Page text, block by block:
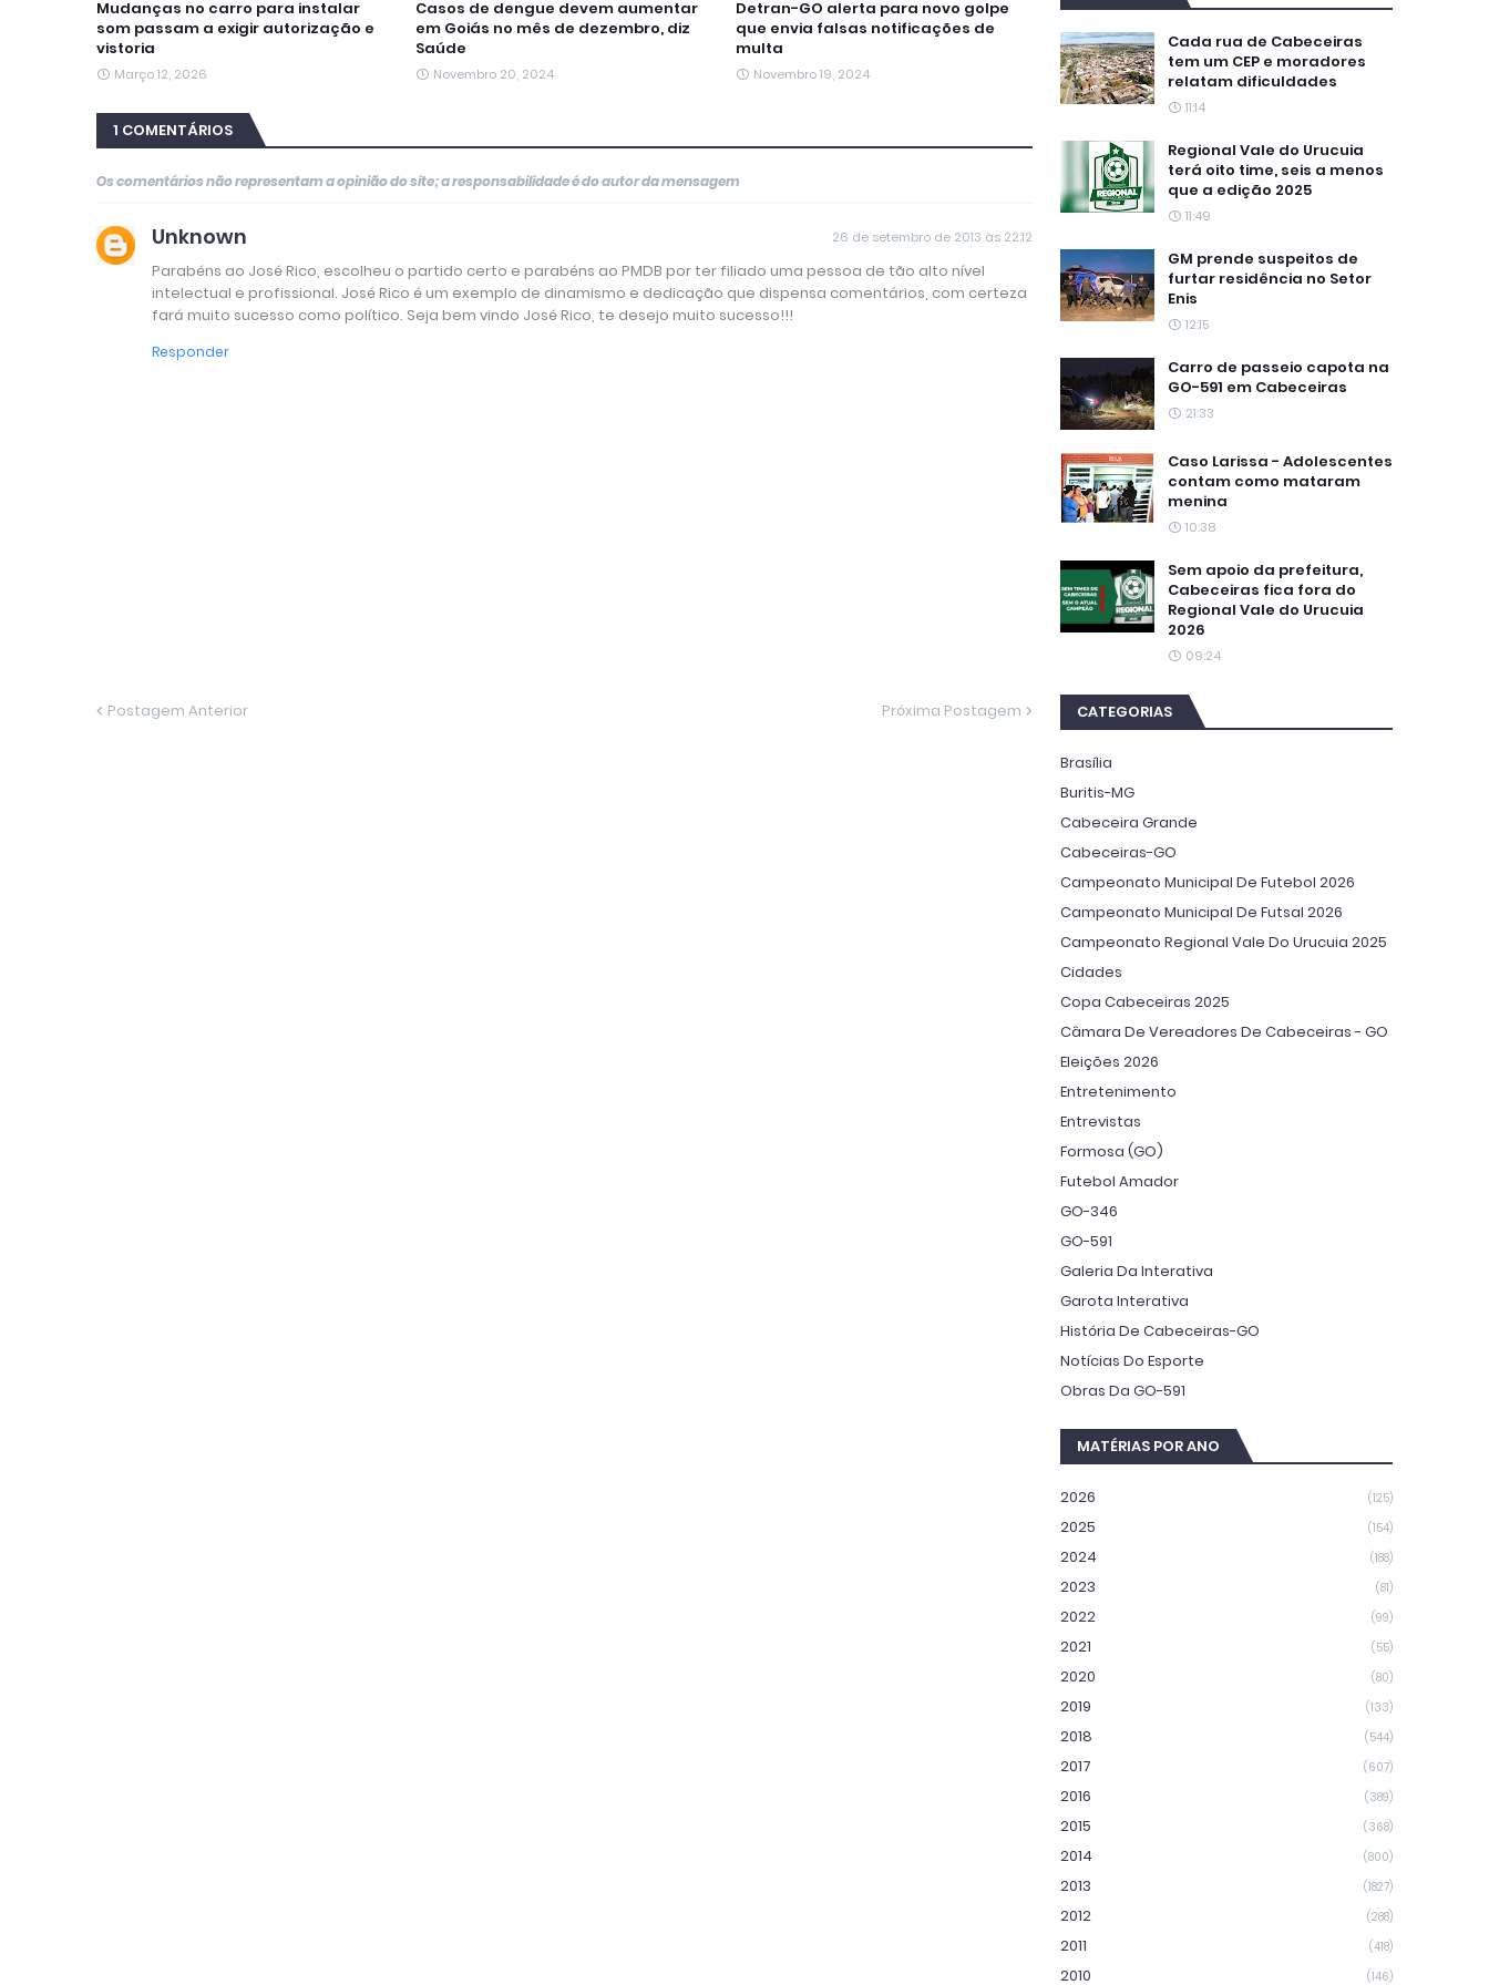
Mudanças no carro para instalar
som passam a exigir autorização e
vistoria
Março 12, 2026
Casos de dengue devem aumentar
em Goiás no mês de dezembro, diz
Saúde
Novembro 20, 2024
Detran-GO alerta para novo golpe
que envia falsas notificações de
multa
Novembro 19, 2024
1 COMENTÁRIOS
Os comentários não representam a opinião do site; a responsabilidade é do autor da mensagem
Unknown 26 de setembro de 2013 às 22:12
Parabéns ao José Rico, escolheu o partido certo e parabéns ao PMDB por ter filiado uma pessoa de tão alto nível
intelectual e profissional. José Rico é um exemplo de dinamismo e dedicação que dispensa comentários, com certeza
fará muito sucesso como político. Seja bem vindo José Rico, te desejo muito sucesso!!!
Responder
Postagem Anterior Próxima Postagem
Cada rua de Cabeceiras
tem um CEP e moradores
relatam dificuldades
11:14
Regional Vale do Urucuia
terá oito time, seis a menos
que a edição 2025
11:49
GM prende suspeitos de
furtar residência no Setor
Enis
12:15
Carro de passeio capota na
GO-591 em Cabeceiras
21:33
Caso Larissa - Adolescentes
contam como mataram
menina
10:38
Sem apoio da prefeitura,
Cabeceiras fica fora do
Regional Vale do Urucuia
2026
09:24
CATEGORIAS
Brasília
Buritis-MG
Cabeceira Grande
Cabeceiras-GO
Campeonato Municipal De Futebol 2026
Campeonato Municipal De Futsal 2026
Campeonato Regional Vale Do Urucuia 2025
Cidades
Copa Cabeceiras 2025
Câmara De Vereadores De Cabeceiras - GO
Eleições 2026
Entretenimento
Entrevistas
Formosa (GO)
Futebol Amador
GO-346
GO-591
Galeria Da Interativa
Garota Interativa
História De Cabeceiras-GO
Notícias Do Esporte
Obras Da GO-591
MATÉRIAS POR ANO
2026 (125)
2025 (154)
2024 (188)
2023 (81)
2022 (99)
2021 (55)
2020 (80)
2019 (133)
2018 (544)
2017 (607)
2016 (389)
2015 (368)
2014 (800)
2013 (1827)
2012 (288)
2011 (418)
2010 (146)